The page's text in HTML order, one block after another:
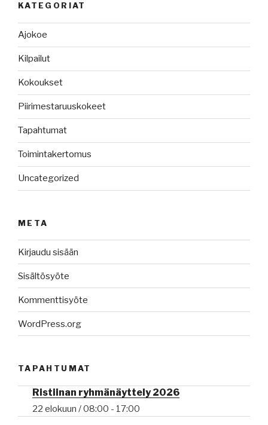
KATEGORIAT
Ajokoe
Kilpailut
Kokoukset
Piirimestaruuskokeet
Tapahtumat
Toimintakertomus
Uncategorized
META
Kirjaudu sisään
Sisältösyöte
Kommenttisyöte
WordPress.org
TAPAHTUMAT
Ristiinan ryhmänäyttely 2026
22 elokuun / 08:00 - 17:00